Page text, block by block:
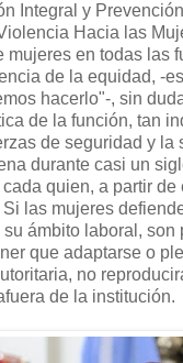
Integral y
Hacia las
mujeres en todas las
de la equidad, -
hacerlo"-, sin
de la función, tan
de seguridad y la
durante casi un
quien, a partir de
las mujeres
ámbito laboral, son
que adaptarse o
no
de la institución.